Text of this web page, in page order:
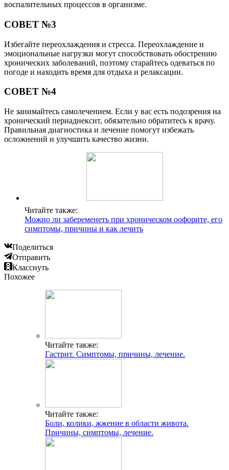
воспалительных процессов в организме.
СОВЕТ №3
Избегайте переохлаждения и стресса. Переохлаждение и
эмоциональные нагрузки могут способствовать обострению
хронических заболеваний, поэтому старайтесь одеваться по
погоде и находить время для отдыха и релаксации.
СОВЕТ №4
Не занимайтесь самолечением. Если у вас есть подозрения на
хронический периаднексит, обязательно обратитесь к врачу.
Правильная диагностика и лечение помогут избежать
осложнений и улучшить качество жизни.
Читайте также:
Можно ли забеременеть при хроническом оофорите, его
симптомы, причины и как лечить
Поделиться
Отправить
Класснуть
Похожее
Читайте также:
Гастрит. Симптомы, причины, лечение.
Читайте также:
Боли, колики, жжение в области живота.
Причины, симптомы, лечение.